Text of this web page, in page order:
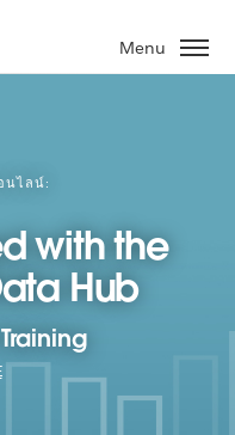
Menu
นไลน์:
with the
Hub